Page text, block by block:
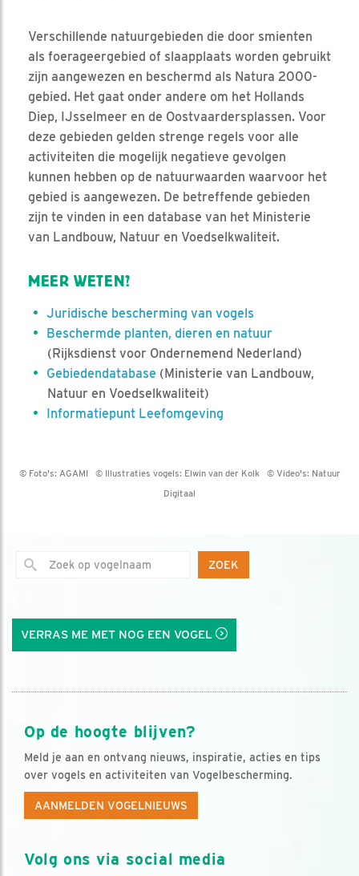
Verschillende natuurgebieden die door smienten
als foerageergebied of slaapplaats worden gebruikt
zijn aangewezen en beschermd als Natura 2000-
gebied. Het gaat onder andere om het Hollands
Diep, IJsselmeer en de Oostvaardersplassen. Voor
deze gebieden gelden strenge regels voor alle
activiteiten die mogelijk negatieve gevolgen
kunnen hebben op de natuurwaarden waarvoor het
gebied is aangewezen. De betreffende gebieden
zijn te vinden in een database van het Ministerie
van Landbouw, Natuur en Voedselkwaliteit.
MEER WETEN?
Juridische bescherming van vogels
Beschermde planten, dieren en natuur
(Rijksdienst voor Ondernemend Nederland)
Gebiedendatabase (Ministerie van Landbouw,
Natuur en Voedselkwaliteit)
Informatiepunt Leefomgeving
© Foto's: AGAMI© Illustraties vogels: Elwin van der Kolk© Video's: Natuur
Digitaal
ZOEK
VERRAS ME MET NOG EEN VOGEL
Op de hoogte blijven?
Meld je aan en ontvang nieuws, inspiratie, acties en tips
over vogels en activiteiten van Vogelbescherming.
AANMELDEN VOGELNIEUWS
Volg ons via social media